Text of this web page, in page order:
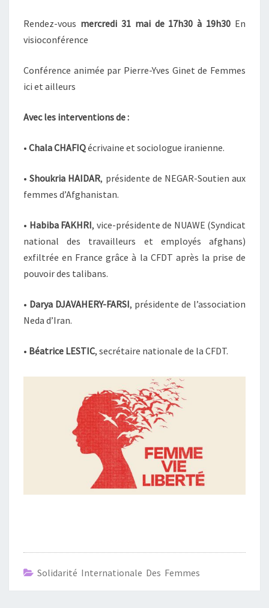
Rendez-vous mercredi 31 mai de 17h30 à 19h30 En
visioconférence
Conférence animée par Pierre-Yves Ginet de Femmes
ici et ailleurs
Avec les interventions de :
• Chala CHAFIQécrivaine et sociologue iranienne.
•Shoukria HAIDAR, présidente de NEGAR-Soutien aux
femmes d’Afghanistan.
• Habiba FAKHRI, vice-présidente de NUAWE (Syndicat
national des travailleurs et employés afghans)
exfiltrée en France grâce à la CFDT après la prise de
pouvoir des talibans.
• Darya DJAVAHERY-FARSI, présidente de l’association
Neda d’Iran.
• Béatrice LESTIC, secrétaire nationale de la CFDT.
Solidarité Internationale Des Femmes